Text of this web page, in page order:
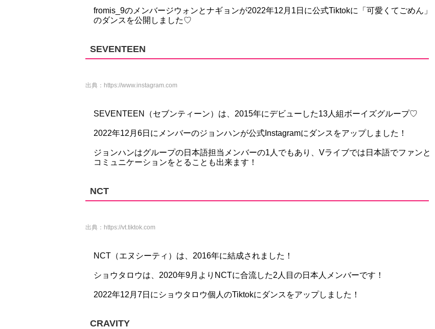
fromis_9のメンバージウォンとナギョンが2022年12月1日に公式Tiktokに「可愛くてごめん」
のダンスを公開しました♡
SEVENTEEN
出典： https://www.instagram.com
SEVENTEEN（セブンティーン）は、2015年にデビューした13人組ボーイズグループ♡
2022年12月6日にメンバーのジョンハンが公式Instagramにダンスをアップしました！
ジョンハンはグループの日本語担当メンバーの1人でもあり、Vライブでは日本語でファンと
コミュニケーションをとることも出来ます！
NCT
出典： https://vt.tiktok.com
NCT（エヌシーティ）は、2016年に結成されました！
ショウタロウは、2020年9月よりNCTに合流した2人目の日本人メンバーです！
2022年12月7日にショウタロウ個人のTiktokにダンスをアップしました！
CRAVITY